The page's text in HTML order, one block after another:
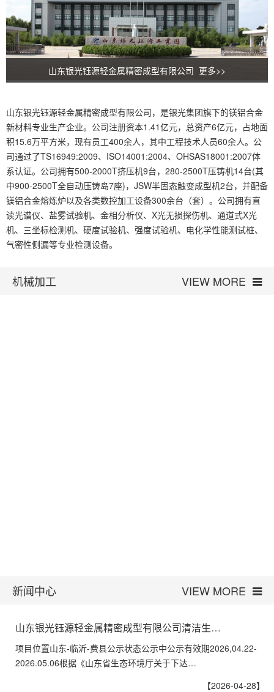
山东银光钰源轻金属精密成型有限公司 更多>>
山东银光钰源轻金属精密成型有限公司，是银光集团旗下的镁铝合金
新材料专业生产企业。公司注册资本1.41亿元，总资产6亿元，占地面
积15.6万平方米，现有员工400余人，其中工程技术人员60余人。公
司通过了TS16949:2009、ISO14001:2004、OHSAS18001:2007体
系认证。公司拥有500-2000T挤压机9台，280-2500T压铸机14台(其
中900-2500T全自动压铸岛7座)，JSW半固态触变成型机2台，并配备
镁铝合金熔炼炉以及各类数控加工设备300余台（套）。公司拥有直
读光谱仪、盐雾试验机、金相分析仪、X光无损探伤机、通道式X光
机、三坐标检测机、硬度试验机、强度试验机、电化学性能测试桩、
气密性侧漏等专业检测设备。
机械加工 VIEW MORE
新闻中心 VIEW MORE
山东银光钰源轻金属精密成型有限公司清洁生…
项目位置山东-临沂-费县公示状态公示中公示有效期2026,04.22-
2026.05.06根据《山东省生态环境厅关于下达…
【2026-04-28】